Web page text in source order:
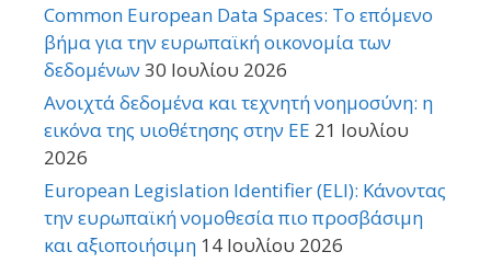
Common European Data Spaces: Το επόμενο
βήμα για την ευρωπαϊκή οικονομία των
δεδομένων 30 Ιουλίου 2026
Ανοιχτά δεδομένα και τεχνητή νοημοσύνη: η
εικόνα της υιοθέτησης στην ΕΕ 21 Ιουλίου
2026
European Legislation Identifier (ELI): Κάνοντας
την ευρωπαϊκή νομοθεσία πιο προσβάσιμη
και αξιοποιήσιμη 14 Ιουλίου 2026